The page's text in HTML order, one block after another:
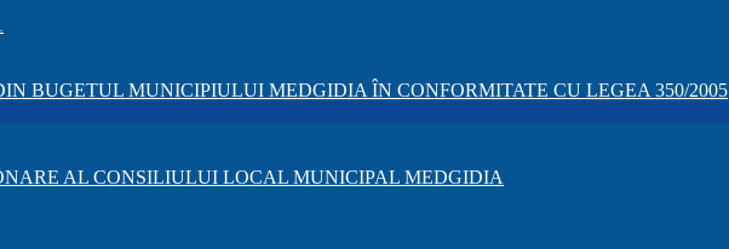
BUGETUL MUNICIPIULUI MEDGIDIA ÎN CONFORMITATE CU LEGEA 350/2005
AL CONSILIULUI LOCAL MUNICIPAL MEDGIDIA